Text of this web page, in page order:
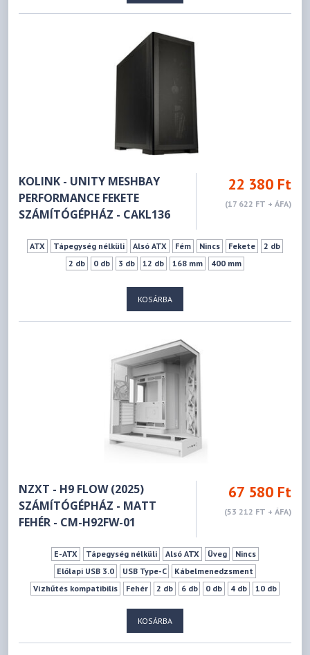
KOLINK - UNITY MESHBAY
PERFORMANCE FEKETE
SZÁMÍTÓGÉPHÁZ - CAKL136
22 380 Ft
(17 622 FT + ÁFA)
ATX Tápegység nélküli Alsó ATX Fém Nincs Fekete
2 db
2 db
0 db 3 db 12 db 168 mm 400 mm
KOSÁRBA
NZXT - H9 FLOW (2025)
SZÁMÍTÓGÉPHÁZ - MATT
FEHÉR - CM-H92FW-01
67 580 Ft
(53 212 FT + ÁFA)
E-ATX Tápegység nélküli Alsó ATX Üveg
Nincs
Előlapi USB 3.0
USB Type-C
Kábelmenedzsment
Vízhűtés kompatibilis
Fehér 2 db 6 db 0 db 4 db
10 db
KOSÁRBA